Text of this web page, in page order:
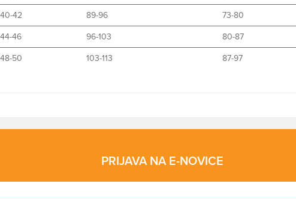
40-42 89-96 73-80
44-46 96-103 80-87
48-50 103-113 87-97
PRIJAVA NA E-NOVICE